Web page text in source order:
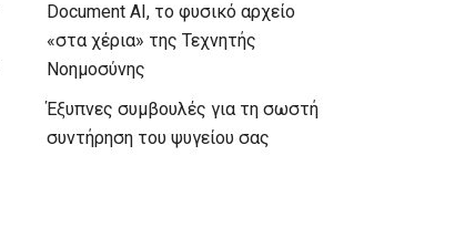
Document AI, το φυσικό αρχείο
«στα χέρια» της Τεχνητής
Νοημοσύνης
Έξυπνες συμβουλές για τη σωστή
συντήρηση του ψυγείου σας